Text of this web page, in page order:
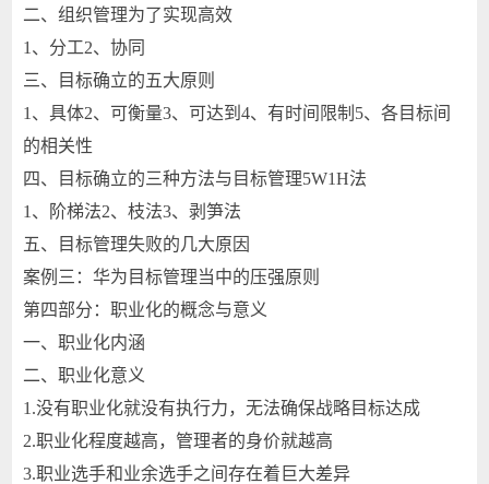
二、组织管理为了实现高效
1、分工2、协同
三、目标确立的五大原则
1、具体2、可衡量3、可达到4、有时间限制5、各目标间
的相关性
四、目标确立的三种方法与目标管理5W1H法
1、阶梯法2、枝法3、剥笋法
五、目标管理失败的几大原因
案例三：华为目标管理当中的压强原则
第四部分：职业化的概念与意义
一、职业化内涵
二、职业化意义
1.没有职业化就没有执行力，无法确保战略目标达成
2.职业化程度越高，管理者的身价就越高
3.职业选手和业余选手之间存在着巨大差异